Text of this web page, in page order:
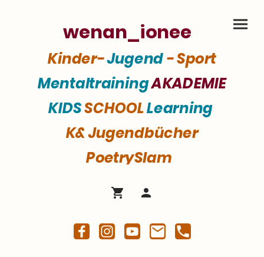
wenan_ionee
Kinder-Jugend- Sport
MentaltrainingAKADEMIE
KIDSSCHOOLLearning
K& Jugendbücher
PoetrySlam